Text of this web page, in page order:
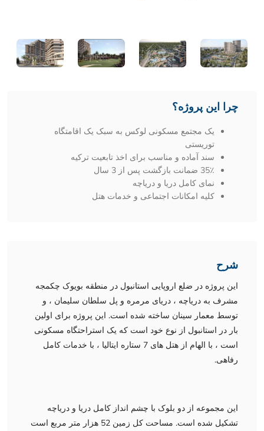
چرا این پروژه؟
یک مجتمع مسکونی لوکس به سبک یک اقامتگاه
توریستی
سند آماده و مناسب برای اخذ تابعیت ترکیه
35٪ ضمانت بازگشت پس از 3 سال
نمای کامل دریا و دریاچه
کلیه امکانات اجتماعی و خدمات هتل
شرح
این پروژه در ضلع اروپایی استانبول در منطقه بویوک چکمجه
مشرف به دریاچه ، دریای مرمره و پل سلطان سلیمان ، و
توسط معمار سینان ساخته شده است. این پروژه برای اولین
بار در استانبول از نوع خود است که یک استراحتگاه مسکونی
است ، با الهام از هتل های 7 ستاره ایتالیا ، با خدمات کامل
رفاهی.
این مجموعه از دو بلوک با چشم انداز کامل دریا و دریاچه
تشکیل شده است. مساحت کل زمین 52 هزار متر مربع است